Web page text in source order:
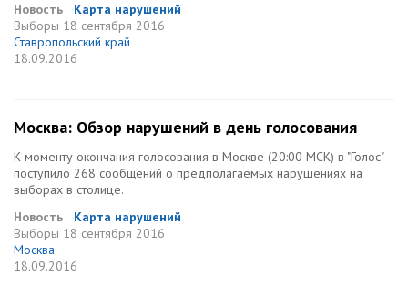
Новость
Карта нарушений
Выборы 18 сентября 2016
Ставропольский край
18.09.2016
Москва: Обзор нарушений в день голосования
К моменту окончания голосования в Москве (20:00 МСК) в "Голос"
поступило 268 сообщений о предполагаемых нарушениях на
выборах в столице.
Новость
Карта нарушений
Выборы 18 сентября 2016
Москва
18.09.2016